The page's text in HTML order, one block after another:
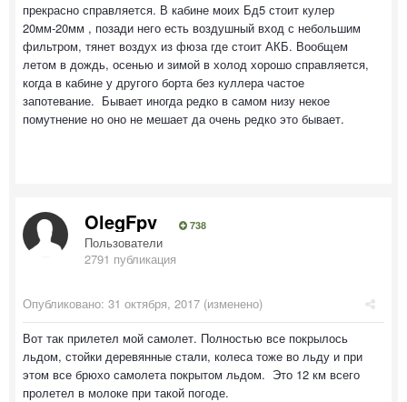
прекрасно справляется. В кабине моих Бд5 стоит кулер
20мм-20мм , позади него есть воздушный вход с небольшим
фильтром, тянет воздух из фюза где стоит АКБ. Вообщем
летом в дождь, осенью и зимой в холод хорошо справляется,
когда в кабине у другого борта без куллера частое
запотевание. Бывает иногда редко в самом низу некое
помутнение но оно не мешает да очень редко это бывает.
OlegFpv 738
Пользователи
2791 публикация
Опубликовано: 31 октября, 2017 (изменено)
Вот так прилетел мой самолет. Полностью все покрылось
льдом, стойки деревянные стали, колеса тоже во льду и при
этом все брюхо самолета покрытом льдом. Это 12 км всего
пролетел в молоке при такой погоде.